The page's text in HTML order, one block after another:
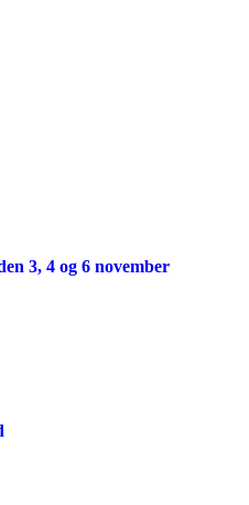
3, 4 og 6 november